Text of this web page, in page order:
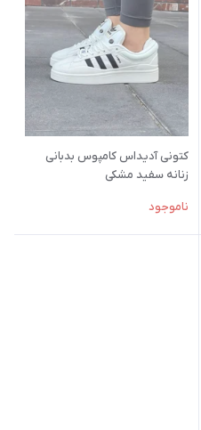
کتونی آدیداس کامپوس بدبانی
زنانه سفید مشکی
ناموجود